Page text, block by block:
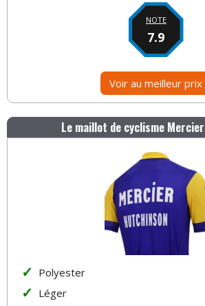
NOTE
7.9
Voir au meilleur prix
Le maillot de cyclisme
Polyester
Léger